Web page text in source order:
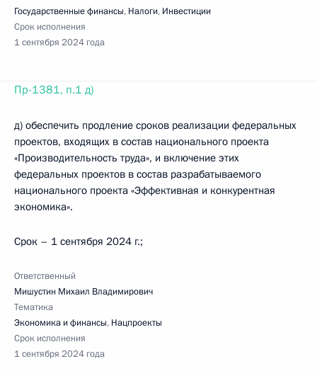
Государственные финансы, Налоги, Инвестиции
Срок исполнения
1 сентября 2024 года
Пр-1381, п.1 д)
д) обеспечить продление сроков реализации федеральных
проектов, входящих в состав национального проекта
«Производительность труда», и включение этих
федеральных проектов в состав разрабатываемого
национального проекта «Эффективная и конкурентная
экономика».
Срок – 1 сентября 2024 г.;
Ответственный
Мишустин Михаил Владимирович
Тематика
Экономика и финансы, Нацпроекты
Срок исполнения
1 сентября 2024 года